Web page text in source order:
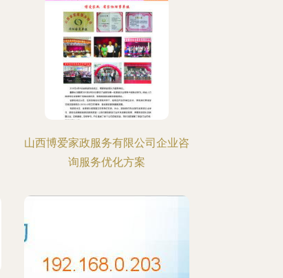
山西博爱家政服务有限公司企业咨
询服务优化方案